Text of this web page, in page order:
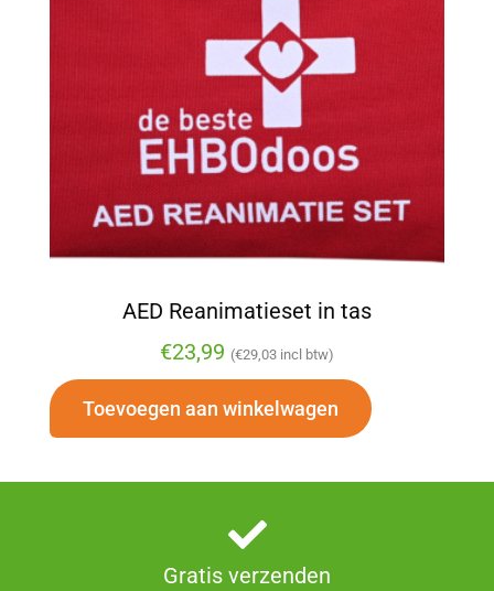
AED Reanimatieset in tas
€23,99 (€29,03 incl btw)
Toevoegen aan winkelwagen
Gratis verzenden